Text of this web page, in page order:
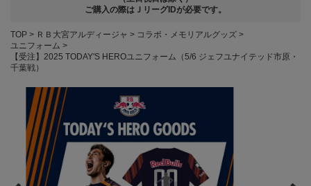
ご購入の際はＪリーグIDが必要です。
TOP ＲＢ大宮アルディージャ
コラボ・メモリアルグッズ
ユニフォーム
【受注】2025 TODAY'S HEROユニフォーム（5/6 ジェフユナイテッド市原・
千葉戦）